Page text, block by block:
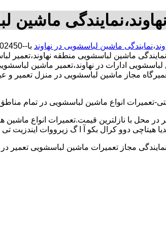
ماشین
،نمایندگی ماشین لباسشویی در نهاوند
ماشین لباسشویی منطقه
ادارات در نهاوند،تعمیر ماشین
مجاز ماشین لباسشویی در منزل تعمیر و
انواع ماشین لباسشویی در تمام مناطق
محل با نازلترین قیمت.تعمیرات انواع
هیتاچی دوو کرال بکو آ ا گ زیرووات ایندزیت
مجاز تعمیرات ماشین لباسشویی